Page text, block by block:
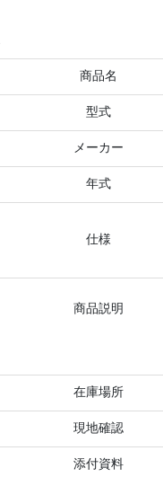
商品名
型式
メーカー
年式
仕様
商品説明
在庫場所
現地確認
添付資料